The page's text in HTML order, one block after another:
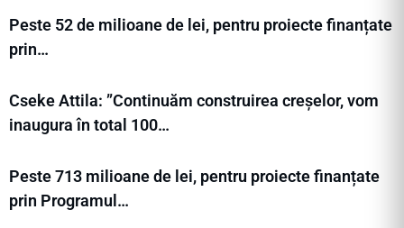
Peste 52 de milioane de lei, pentru proiecte finanțate
prin…
Cseke Attila: ”Continuăm construirea creșelor, vom
inaugura în total 100…
Peste 713 milioane de lei, pentru proiecte finanțate
prin Programul…